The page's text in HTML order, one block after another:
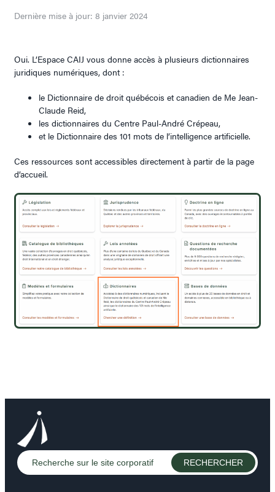
Dernière mise à jour: 8 janvier 2024
Oui. L’Espace CAIJ vous donne accès à plusieurs dictionnaires
juridiques numériques, dont :
le Dictionnaire de droit québécois et canadien de Me Jean-
Claude Reid,
les dictionnaires du Centre Paul-André Crépeau,
et le Dictionnaire des 101 mots de l’intelligence artificielle.
Ces ressources sont accessibles directement à partir de la page
d’accueil.